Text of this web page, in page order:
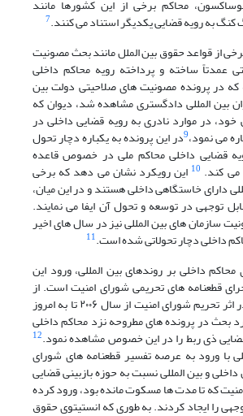
محاکم برخی از این کشورها مانند
کنگ به رویه قضایی یکدیگر استناد می کنند.7
از قواعد حقوق بین الملل مانند بحث مصونیت
عمدتاً ساخته و پرداخته رویه محاکم داخلی
در پرونده مصونیت های صلاحیتی دولت بین
بین المللی دادگستری مشاهده شد، دیوان که
خود، در موارد نادری به رویه قضایی داخلی در
می نمود،9در این پرونده به یکباره دچار تحول
قضایی داخلی محاکم ملی در خصوص قاعده
کند. 10 این رویکرد نشان می دهد که برخی
دارای خاستگاهی داخلی هستند و در این میان،
توجهی در توسعه و تحول آن ایفا می نمایند.
سازمان های بین المللی نیز در سال های اخیر
داخلی دچار تحولاتی شده است.11
محاکم داخلی بر روندهای بین المللی، ورود این
قطعنامه های تحریمی شورای امنیت است. از
آنجایی که ایران نیز در اثر تحریم شورای امنیت از سال ۲۰۰۶ تا به امروز
بحث در پرونده های مطروحه نزد محاکم داخلی
ذی ربط را در این خصوص مشاهده نمود.12
با ورود به عرصه تفسیر قطعنامه های شورای
داخلی و بین المللی نسبت به حوزه بازبینی قضایی
که تا مدت ها مسکوت مانده بود، ورود کرده
را ایجاد کردند. به طوری که انستیتوی حقوق